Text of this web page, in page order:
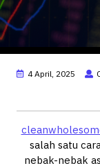
4 April, 2025
salah satu
nebak-nebak